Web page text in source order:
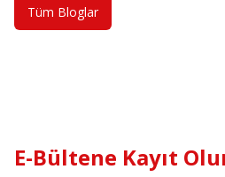
Tüm Bloglar
E-Bültene Kayıt